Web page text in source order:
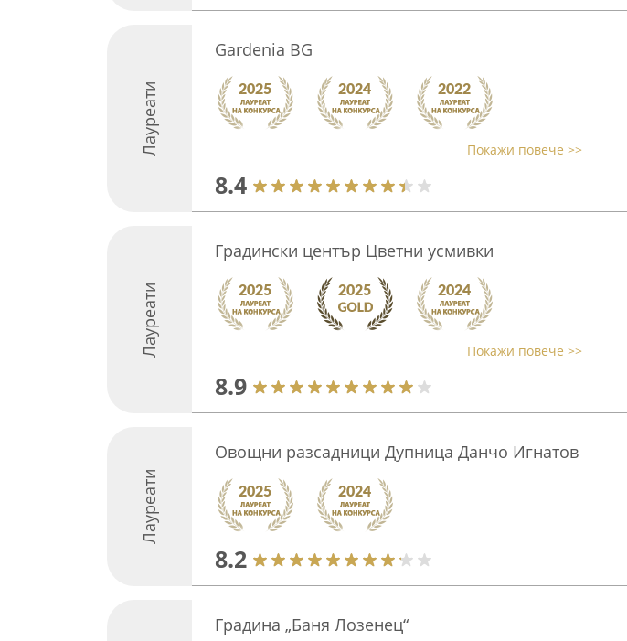
Лауреати
Gardenia BG
Покажи повече >>
8.4
Лауреати
Градински център Цветни усмивки
Покажи повече >>
8.9
Лауреати
Овощни разсадници Дупница Данчо Игнатов
8.2
Градина „Баня Лозенец“